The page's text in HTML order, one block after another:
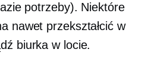
potrzeby). Niektóre
nawet przekształcić w
biurka w locie.